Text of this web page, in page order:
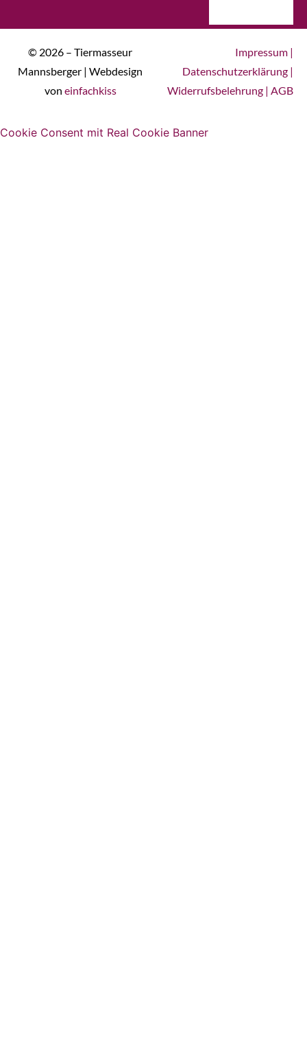
© 2026 – Tiermasseur
Mannsberger | Webdesign
von einfachkiss
Impressum |
Datenschutzerklärung |
Widerrufsbelehrung | AGB
Cookie Consent mit Real Cookie Banner